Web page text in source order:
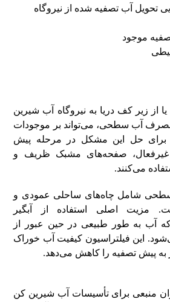
تحویل آب تصفیه شده از نیروگاه
موجود
از زیر کف دریا به نیروگاه آب شیرین
آب سطحی، می‌تواند بر موجودات
برای حل این مشکل در مرحله پیش
صفحه‌های مشبک ظریف و
می‌کنند.
شامل چاه‌های ساحلی عمودی و
مزیت اصلی استفاده از آبگیر
آب به طور طبیعی در حین عبور از
این فیلتراسیون کیفیت آب خوراک
به پیش تصفیه را کاهش می‌دهد.
منبعی برای تأسیسات آب شیرین کن